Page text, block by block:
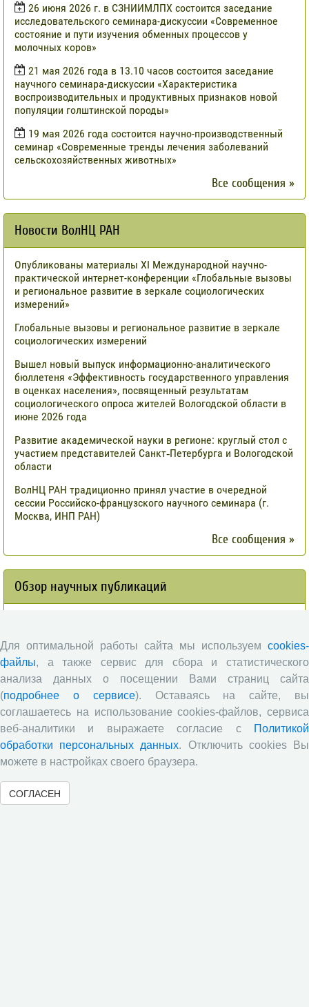
​26 июня 2026 г. в СЗНИИМЛПХ состоится заседание
исследовательского семинара-дискуссии «Современное
состояние и пути изучения обменных процессов у
молочных коров»
21 мая 2026 года в 13.10 часов состоится заседание
научного семинара-дискуссии «Характеристика
воспроизводительных и продуктивных признаков новой
популяции голштинской породы»
19 мая 2026 года состоится научно-производственный
семинар «Современные тренды лечения заболеваний
сельскохозяйственных животных»
Все сообщения »
Новости ВолНЦ РАН
Опубликованы материалы XI Международной научно-
практической интернет-конференции «Глобальные вызовы
и региональное развитие в зеркале социологических
измерений»
Глобальные вызовы и региональное развитие в зеркале
социологических измерений
Вышел новый выпуск информационно-аналитического
бюллетеня «Эффективность государственного управления
в оценках населения», посвященный результатам
социологического опроса жителей Вологодской области в
июне 2026 года
Развитие академической науки в регионе: круглый стол с
участием представителей Санкт‑Петербурга и Вологодской
области
ВолНЦ РАН традиционно принял участие в очередной
сессии Российско-французского научного семинара (г.
Москва, ИНП РАН)
Все сообщения »
Обзор научных публикаций
исследования по оценке племенной ценности быков-
производителей голштинской поро¬ды, используемых на
популяции Вологодской области, на основе метода BLUP и
традиционным методом «дочери-сверстницы».
Опубликованы результаты исследований по изучению
питательной ценности кукурузного силоса в условиях
Вологодской области
Научными сотрудниками отдела растениеводства
доз минеральных удобрений включающих NРК и
сернокислый цинк на урожайность и кормовую ценность
Для оптимальной работы сайта мы используем cookies-
файлы, а также сервис для сбора и статистического
анализа данных о посещении Вами страниц сайта
(подробнее о сервисе). Оставаясь на сайте, вы
соглашаетесь на использование cookies-файлов, сервиса
веб-аналитики и выражаете согласие с
Политикой
обработки персональных данных. Отключить cookies Вы
можете в настройках своего браузера.
СОГЛАСЕН